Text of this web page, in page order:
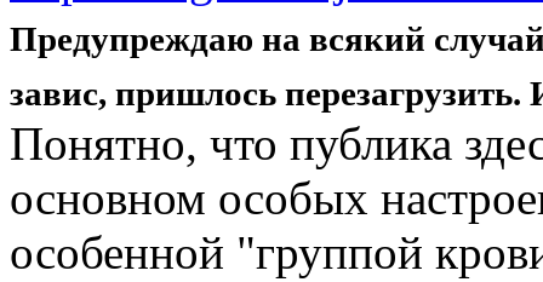
Предупреждаю на всякий
завис, пришлось
Понятно, что публика
основном особых
особенной "группой